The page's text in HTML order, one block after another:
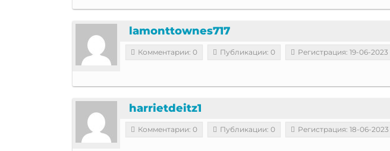
lamonttownes717
Комментарии: 0 Публикации: 0 Регистрация: 19-06-2023
harrietdeitz1
Комментарии: 0 Публикации: 0 Регистрация: 18-06-2023